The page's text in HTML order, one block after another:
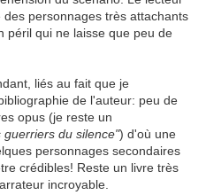
personnages très attachants
péril qui ne laisse que peu de
liés au fait que je
de l'auteur: peu de
opus (je reste un
guerriers du silence") d'où une
personnages secondaires
crédibles! Reste un livre très
incroyable.